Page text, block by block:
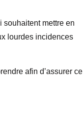
souhaitent mettre en
lourdes incidences
afin d’assurer ce